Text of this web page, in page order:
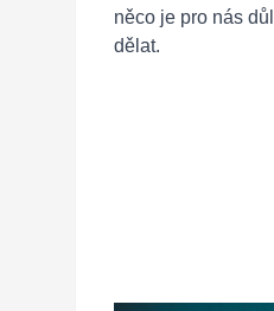
něco je pro nás
dělat.